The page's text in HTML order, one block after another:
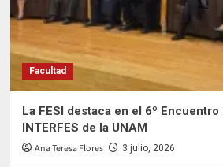
Facultad
La FESI destaca en el 6º
INTERFES de la UNAM
Ana Teresa Flores 3 julio, 2026